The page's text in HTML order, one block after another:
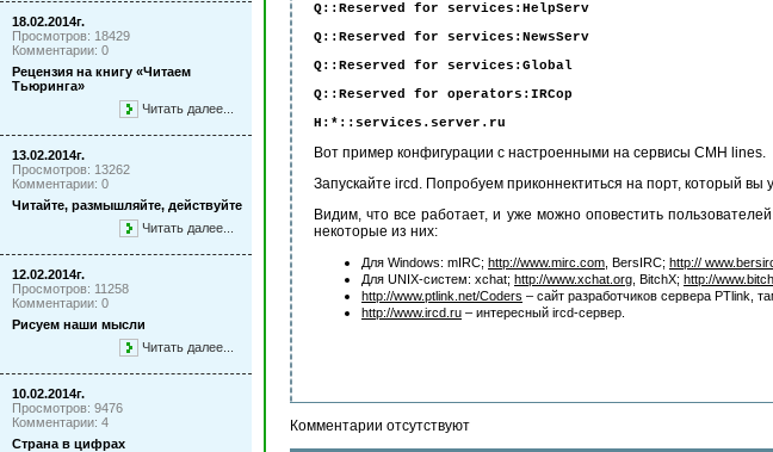
18.02.2014г.
Просмотров: 18429
Комментарии: 0
Рецензия на книгу «Читаем
Тьюринга»
Читать далее...
13.02.2014г.
Просмотров: 13262
Комментарии: 0
Читайте, размышляйте, действуйте
Читать далее...
12.02.2014г.
Просмотров: 11258
Комментарии: 0
Рисуем наши мысли
Читать далее...
10.02.2014г.
Просмотров: 9476
Комментарии: 4
Страна в цифрах
Q::Reserved for services:HelpServ
Q::Reserved for services:NewsServ
Q::Reserved for services:Global
Q::Reserved for operators:IRCop
H :*:: services . server . ru
Вот пример конфигурации с настроенными на сервисы СМН lines.
Запускайте ircd. Попробуем приконнектиться на порт, который вы
Видим, что все работает, и уже можно оповестить
некоторые из них:
Для Windows: mIRC; http://www.mirc.com , BersIRC; http://
Для UNIX-систем: xchat; http://www.xchat.org , BitchX; http://
http://www.ptlink.net/Coders – сайт разработчиков сервера PTlink,
http://www.ircd.ru – интересный ircd-сервер.
Комментарии отсутствуют